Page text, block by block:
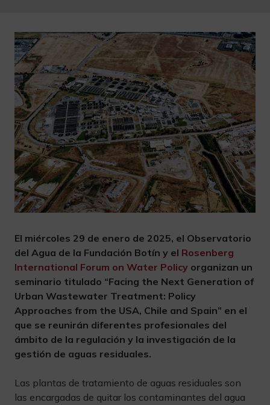
El miércoles 29 de enero de 2025, el Observatorio
del Agua de la Fundación Botín y el Rosenberg
International Forum on Water Policy organizan un
seminario titulado “Facing the Next Generation of
Urban Wastewater Treatment: Policy
Approaches from the USA, Chile and Spain” en el
que se reunirán diferentes profesionales del
ámbito de la regulación y la investigación de la
gestión de aguas residuales.
Las plantas de tratamiento de aguas residuales son
las encargadas de quitar los contaminantes del agua